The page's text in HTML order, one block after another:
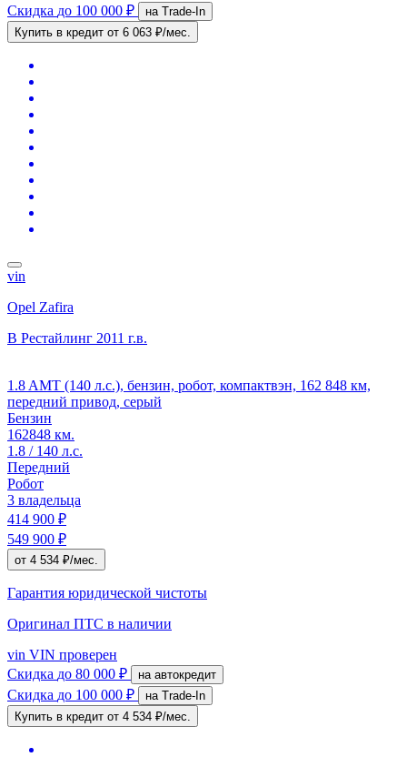
Скидка до 100 000 ₽
на Trade-In
Купить в кредит от 6 063 ₽/мес.
vin
Opel Zafira
B Рестайлинг 2011 г.в.
1.8 AMT (140 л.с.), бензин, робот, компактвэн, 162 848 км,
передний привод, серый
Бензин
162848 км.
1.8 / 140 л.с.
Передний
Робот
3 владельца
414 900 ₽
549 900 ₽
от 4 534 ₽/мес.
Гарантия юридической чистоты
Оригинал ПТС в наличии
vin VIN проверен
Скидка до 80 000 ₽ на автокредит
Скидка до 100 000 ₽
на Trade-In
Купить в кредит от 4 534 ₽/мес.